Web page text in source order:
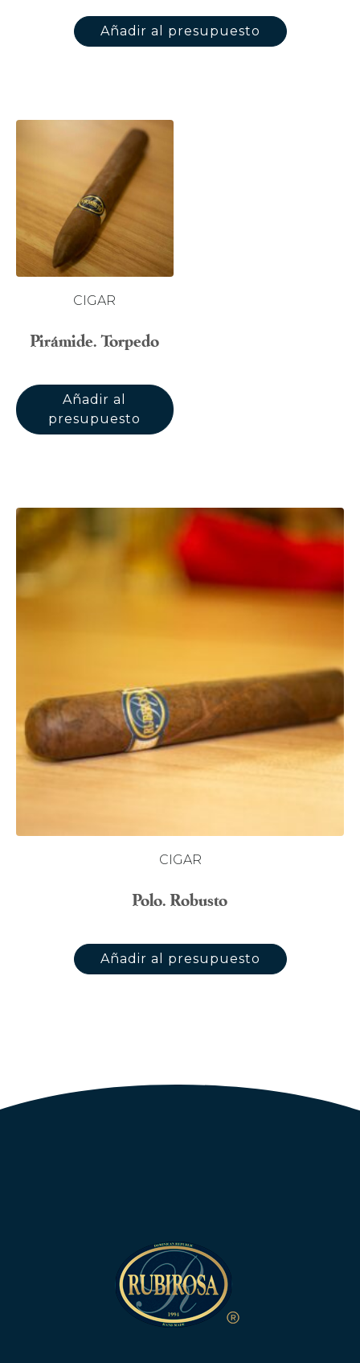
Añadir al presupuesto
CIGAR
Pirámide. Torpedo
Añadir al
presupuesto
CIGAR
Polo. Robusto
Añadir al presupuesto